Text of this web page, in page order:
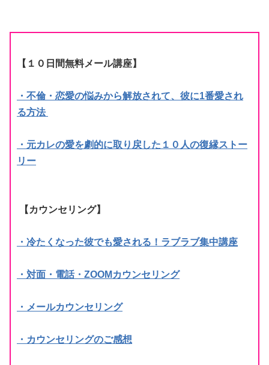
【１０日間無料メール講座】
・不倫・恋愛の悩みから解放されて、彼に1番愛され
る方法
・元カレの愛を劇的に取り戻した１０人の復縁ストー
リー
【カウンセリング】
・冷たくなった彼でも愛される！ラブラブ集中講座
・対面・電話・ZOOMカウンセリング
・メールカウンセリング
・カウンセリングのご感想